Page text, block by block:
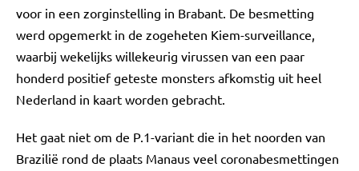
voor in een zorginstelling in Brabant. De besmetting
werd opgemerkt in de zogeheten Kiem-surveillance,
waarbij wekelijks willekeurig virussen van een paar
honderd positief geteste monsters afkomstig uit heel
Nederland in kaart worden gebracht.
Het gaat niet om de P.1-variant die in het noorden van
Brazilië rond de plaats Manaus veel coronabesmettingen